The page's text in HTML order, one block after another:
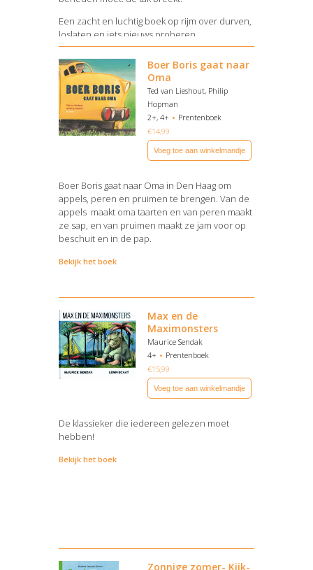
Een zacht en luchtig boek op rijm over durven,
loslaten en iets nieuws proberen.
Bekijk het boek
Boer Boris gaat naar
Oma
Ted van Lieshout, Philip
Hopman
2+, 4+
Prentenboek
€14,99
Voeg toe aan winkelmandje
Boer Boris gaat naar Oma in Den Haag om
appels, peren en pruimen te brengen. Van de
appels maakt oma taarten en van peren maakt
ze sap, en van pruimen maakt ze jam voor op
beschuit en in de pap.
Bekijk het boek
Max en de
Maximonsters
Maurice Sendak
4+
Prentenboek
€15,99
Voeg toe aan winkelmandje
De klassieker die iedereen gelezen moet
hebben!
Bekijk het boek
Zonnige zomer- Kijk-